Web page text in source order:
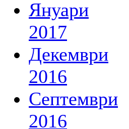
Януари
2017
Декември
2016
Септември
2016